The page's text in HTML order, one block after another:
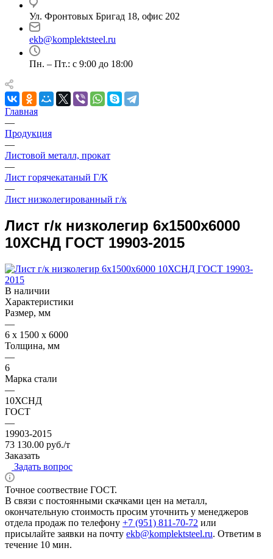
Ул. Фронтовых Бригад 18, офис 202
ekb@komplektsteel.ru
Пн. – Пт.: с 9:00 до 18:00
Главная
—
Продукция
—
Листовой металл, прокат
—
Лист горячекатаный Г/К
—
Лист низколегированный г/к
Лист г/к низколегир 6x1500x6000
10ХСНД ГОСТ 19903-2015
В наличии
Характеристики
Размер, мм
—
6 x 1500 x 6000
Толщина, мм
—
6
Марка стали
—
10ХСНД
ГОСТ
—
19903-2015
73 130.00 руб./т
Заказать
Задать вопрос
Точное соотвествие ГОСТ.
В связи с постоянными скачками цен на металл,
окончательную стоимость просим уточнить у менеджеров
отдела продаж по телефону +7 (951) 811-70-72 или
присылайте заявки на почту ekb@komplektsteel.ru. Ответим в
течение 10 мин.